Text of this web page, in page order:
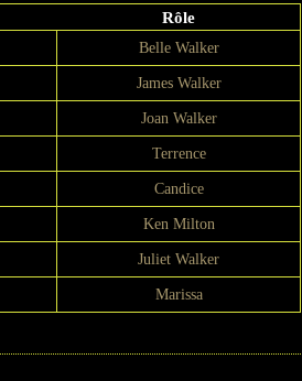
Rôle
Belle Walker
James Walker
Joan Walker
Terrence
Candice
Ken Milton
Juliet Walker
Marissa